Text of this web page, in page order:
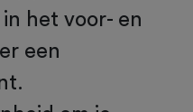
het voor- en
een